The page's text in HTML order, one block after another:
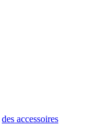
des accessoires